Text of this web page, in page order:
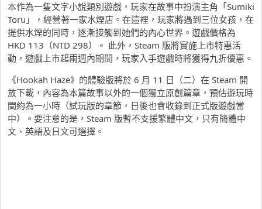
本作為一隻文字小說類別遊戲， 玩家在故事中扮演主角「Sumiki
Toru」，經營著一家水煙店。在這裡，玩家將遇到三位女孩，在
提供水煙的同時，逐漸接觸到她們的內心世界。遊戲價格為
HKD 113（NTD 298）。 此外，Steam 版將實施上市特惠活
動，遊戲上市起兩週內期間，玩家入手遊戲時將獲得九折優惠。
《Hookah Haze》的體驗版將於 6 月 11 日（二）在 Steam 開
放下載，內容為本篇故事以外的一個獨立原創篇章，預估遊玩時
間約為一小時（試玩版的章節，日後也會收錄到正式版遊戲當
中）。要注意的是，Steam 版暫不支援繁體中文，只有簡體中
文、英語及日文可選擇。